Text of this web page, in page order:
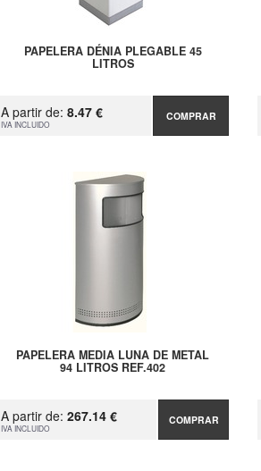
PAPELERA DÉNIA PLEGABLE 45
LITROS
A partir de: 8.47 €
IVA INCLUIDO
COMPRAR
PAPELERA MEDIA LUNA DE METAL
94 LITROS REF.402
A partir de: 267.14 €
IVA INCLUIDO
COMPRAR